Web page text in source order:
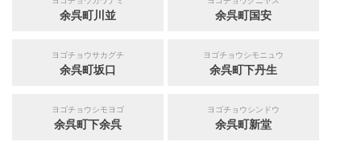
余呉町川並 余呉町国安
ヨゴチョウサカグチ
余呉町坂口
ヨゴチョウシモニュウ
余呉町下丹生
ヨゴチョウシモヨゴ
余呉町下余呉
ヨゴチョウシンドウ
余呉町新堂